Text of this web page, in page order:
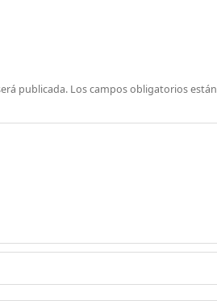
publicada. Los campos obligatorios están